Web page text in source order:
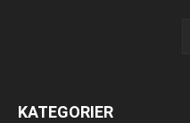
KATEGORIER